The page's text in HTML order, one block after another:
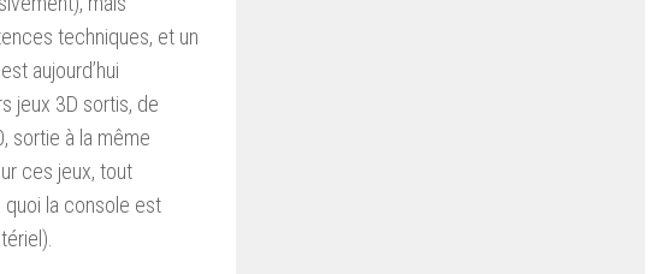
techniques, et un
aujourd’hui
jeux 3D sortis, de
sortie à la même
ces jeux, tout
la console est